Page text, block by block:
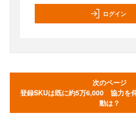
ログイン
次のページ
登録SKUは既に約5万6,000 協力を
動は？